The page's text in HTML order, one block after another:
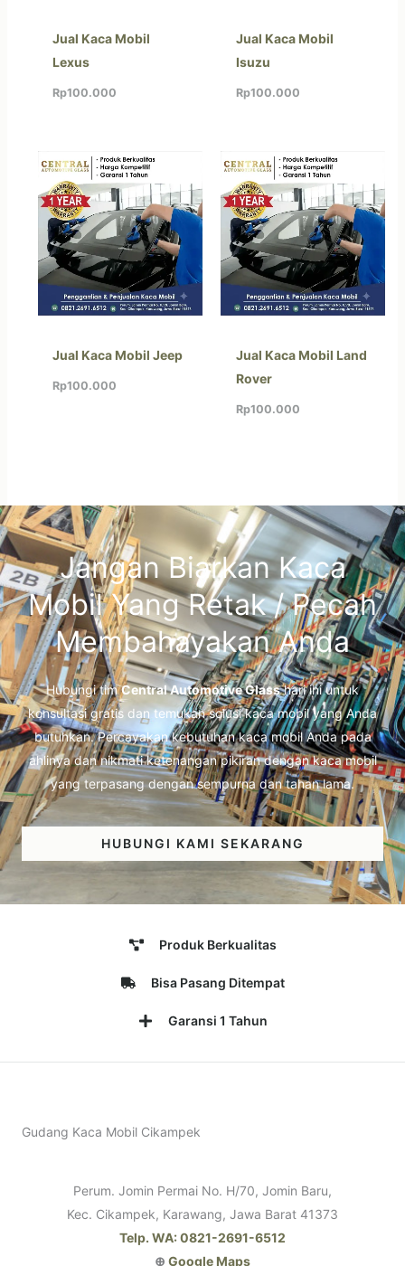
Jual Kaca Mobil
Lexus
Rp100.000
Jual Kaca Mobil
Isuzu
Rp100.000
Jual Kaca Mobil Jeep
Rp100.000
Jual Kaca Mobil Land
Rover
Rp100.000
Jangan Biarkan Kaca
Mobil Yang Retak / Pecah
Membahayakan Anda
Hubungi timCentral Automotive Glasshari ini untuk
konsultasi gratis dan temukan solusi kaca mobil yang Anda
butuhkan. Percayakan kebutuhan kaca mobil Anda pada
ahlinya dan nikmati ketenangan pikiran dengan kaca mobil
yang terpasang dengan sempurna dan tahan lama.
HUBUNGI KAMI SEKARANG
Produk Berkualitas
Bisa Pasang Ditempat
Garansi 1 Tahun
Gudang Kaca Mobil Cikampek
Perum. Jomin Permai No. H/70, Jomin Baru,
Kec. Cikampek, Karawang, Jawa Barat 41373
Telp. WA: 0821-2691-6512
⊕ Google Maps